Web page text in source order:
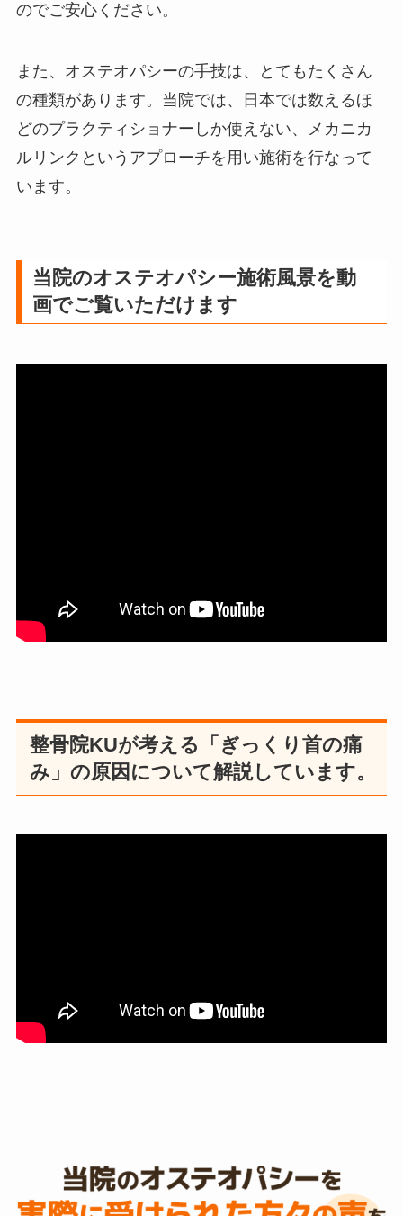
のでご安心ください。
また、オステオパシーの手技は、とてもたくさん
の種類があります。当院では、日本では数えるほ
どのプラクティショナーしか使えない、メカニカ
ルリンクというアプローチを用い施術を行なって
います。
当院のオステオパシー施術風景を動
画でご覧いただけます
整骨院KUが考える「ぎっくり首の痛
み」の原因について解説しています。